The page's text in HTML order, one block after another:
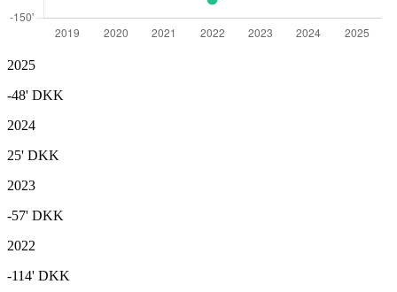
2025
-48' DKK
2024
25' DKK
2023
-57' DKK
2022
-114' DKK